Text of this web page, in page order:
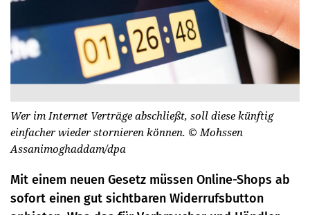
Wer im Internet Verträge abschließt, soll diese künftig
einfacher wieder stornieren können. © Mohssen
Assanimoghaddam/dpa
Mit einem neuen Gesetz müssen Online-Shops ab
sofort einen gut sichtbaren Widerrufsbutton